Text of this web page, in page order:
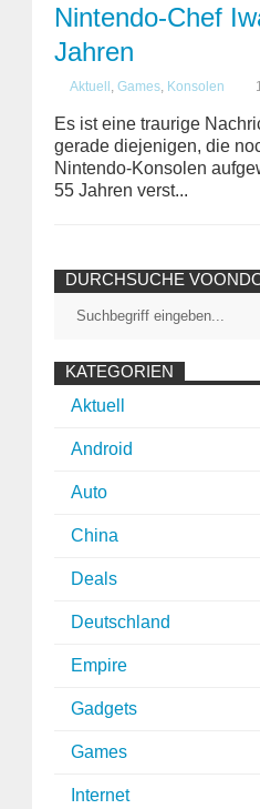
Nintendo-Chef
Jahren
Aktuell , Games, Konsolen
Es ist eine traurige
gerade diejenigen, die
Nintendo-Konsolen
55 Jahren verst...
DURCHSUCHE
KATEGORIEN
Aktuell
Android
Auto
China
Deals
Deutschland
Empire
Gadgets
Games
Internet